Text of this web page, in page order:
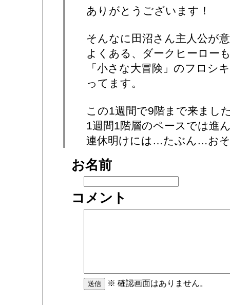
ありがとうございます！
そんなに田沼さん主人公が
よくある、ダークヒーロー
「小さな大冒険」のフロシ
ってます。
この1週間で9階まで来まし
1週間1階層のペースでは進
連休明けには…たぶん…お
お名前
コメント
※ 確認画面はありません。